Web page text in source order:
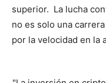
superior. La lucha
no es solo una
por la velocidad en la